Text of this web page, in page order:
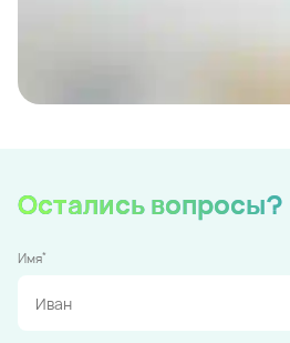
Остались вопросы?
Имя*